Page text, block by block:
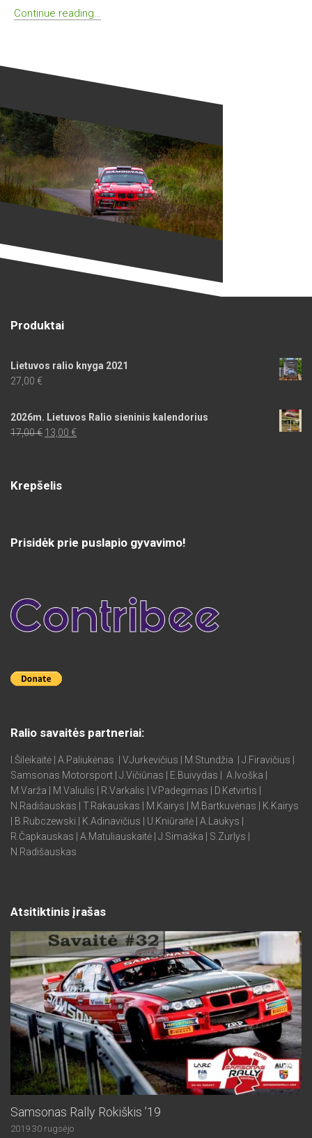
Continue reading…
Produktai
Lietuvos ralio knyga 2021
27,00 €
2026m. Lietuvos Ralio sieninis kalendorius
17,00€ Original
13,00 €Current
Krepšelis
Prisidėk prie puslapio gyvavimo!
Ralio savaitės partneriai:
I.Šileikaitė | A.Paliukėnas | V.Jurkevičius | M.Stundžia | J.Firavičius |
Samsonas Motorsport | J.Vičiūnas | E.Buivydas | A.Ivoška |
M.Varža | M.Valiulis | R.Varkalis | V.Padegimas | D.Ketvirtis |
N.Radišauskas | T.Rakauskas | M.Kairys | M.Bartkuvėnas | K.Kairys
| B.Rubczewski | K.Adinavičius | U.Kniūraitė | A.Laukys |
R.Čapkauskas | A.Matuliauskaitė | J.Simaška | S.Zurlys |
N.Radišauskas
Atsitiktinis įrašas
Samsonas Rally Rokiškis ’19
2019 30 rugsėjo